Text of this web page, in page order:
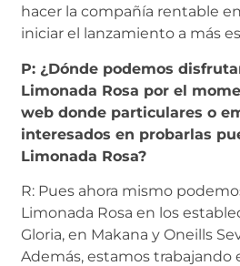
hacer la compañía rentable
iniciar el lanzamiento a más
P: ¿Dónde podemos
Limonada Rosa por el
web donde particulares o
interesados en probarlas
Limonada Rosa?
R: Pues ahora mismo
Limonada Rosa en los
Gloria, en Makana y Oneills
Además, estamos trabajando